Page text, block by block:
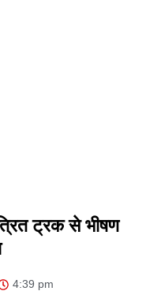
ट्रक से भीषण
4:39 pm